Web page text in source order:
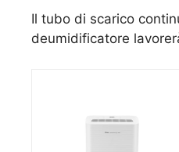
Il tubo di scarico
deumidificatore